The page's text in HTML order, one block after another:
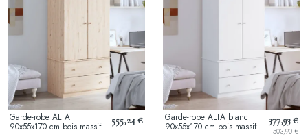
Garde-robe ALTA
90x55x170 cm bois massif
555,24 € Garde-robe ALTA blanc
90x55x170 cm bois massif
377,93 €
503,90 €